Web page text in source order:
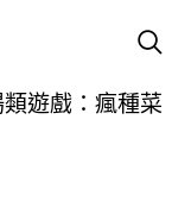
遊戲：瘋種菜